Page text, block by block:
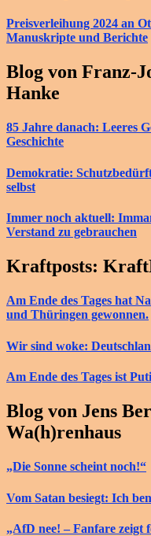
Preisverleihung 2024 an
Manuskripte und Berichte
Blog von Franz-
Hanke
85 Jahre danach: Leeres
Geschichte
Demokratie:
selbst
Immer noch aktuell:
Verstand zu gebrauchen
Kraftposts:
Am Ende des Tages hat
und Thüringen gewonnen.
Wir sind woke:
Am Ende des Tages ist
Blog von Jens
Wa(h)renhaus
„Die Sonne scheint noch!“
Vom Satan besiegt: Ich
„AfD nee! – Fanfare zeigt